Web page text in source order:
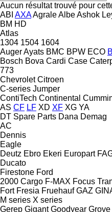
Aucun résultat trouvé pour
ABI AXAAgraleAlbeAshok
BM HD
Atlas
1304 1504 1604
AugerAyats BMC BPW ECO
Bosch Bova Cardi Case
773
Chevrolet Citroen
C-series Jumper
ContiTech Continental
AS CF LF XD XF XG YA
DT Spare Parts Dana Demag
AC
Dennis
Eagle
Deutz Ebro Ekeri Europart
Ducato
Firestone Ford
2000 Cargo F-MAX Focus
Fort Fresia Fruehauf GAZ
M series X series
Gerep Gigant Goodyear Grove